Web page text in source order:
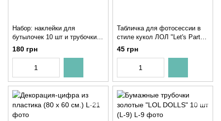
Набор: наклейки для
бутылочек 10 шт и трубочки
"LOL DOLLS" 10 шт (L-12)
180 грн
Табличка для фотосессии в
стиле кукол ЛОЛ "Let's Party!"
(L-6)
45 грн